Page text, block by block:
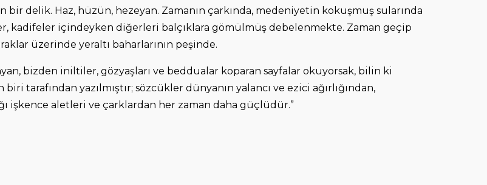
bir delik. Haz, hüzün, hezeyan. Zamanın çarkında, medeniyetin kokuşmuş sularında
kadifeler içindeyken diğerleri balçıklara gömülmüş debelenmekte. Zaman geçip
üzerinde yeraltı baharlarının peşinde.
bizden iniltiler, gözyaşları ve beddualar koparan sayfalar okuyorsak, bilin ki
tarafından yazılmıştır; sözcükler dünyanın yalancı ve ezici ağırlığından,
işkence aletleri ve çarklardan her zaman daha güçlüdür.”